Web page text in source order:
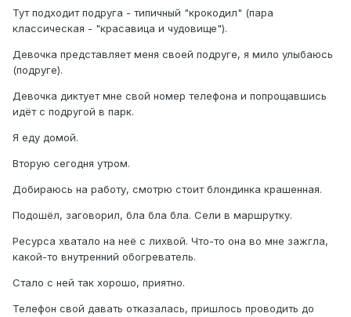
Тут подходит подруга - типичный "крокодил" (пара
классическая - "красавица и чудовище").
Девочка представляет меня своей подруге, я мило улыбаюсь
(подруге).
Девочка диктует мне свой номер телефона и попрощавшись
идёт с подругой в парк.
Я еду домой.
Вторую сегодня утром.
Добираюсь на работу, смотрю стоит блондинка крашенная.
Подошёл, заговорил, бла бла бла. Сели в маршрутку.
Ресурса хватало на неё с лихвой. Что-то она во мне зажгла,
какой-то внутренний обогреватель.
Стало с ней так хорошо, приятно.
Телефон свой давать отказалась, пришлось проводить до